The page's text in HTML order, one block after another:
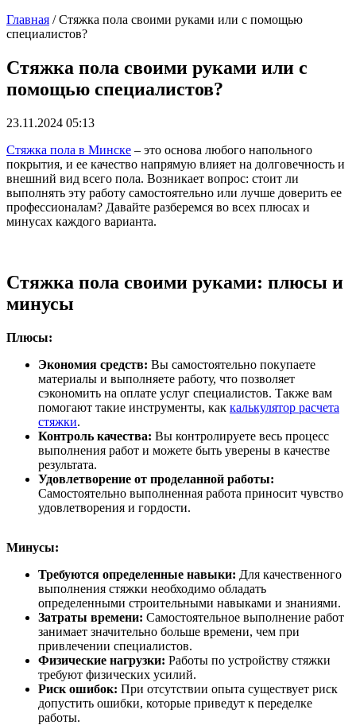
You are here
Главная / Стяжка пола своими руками или с помощью
специалистов?
Стяжка пола своими руками или с
помощью специалистов?
23.11.2024 05:13
Стяжка пола в Минске – это основа любого напольного
покрытия, и ее качество напрямую влияет на долговечность и
внешний вид всего пола. Возникает вопрос: стоит ли
выполнять эту работу самостоятельно или лучше доверить ее
профессионалам? Давайте разберемся во всех плюсах и
минусах каждого варианта.
Стяжка пола своими руками: плюсы и
минусы
Плюсы:
Экономия средств: Вы самостоятельно покупаете
материалы и выполняете работу, что позволяет
сэкономить на оплате услуг специалистов. Также вам
помогают такие инструменты, как калькулятор расчета
стяжки.
Контроль качества: Вы контролируете весь процесс
выполнения работ и можете быть уверены в качестве
результата.
Удовлетворение от проделанной работы:
Самостоятельно выполненная работа приносит чувство
удовлетворения и гордости.
Минусы:
Требуются определенные навыки: Для качественного
выполнения стяжки необходимо обладать
определенными строительными навыками и знаниями.
Затраты времени: Самостоятельное выполнение работ
занимает значительно больше времени, чем при
привлечении специалистов.
Физические нагрузки: Работы по устройству стяжки
требуют физических усилий.
Риск ошибок: При отсутствии опыта существует риск
допустить ошибки, которые приведут к переделке
работы.